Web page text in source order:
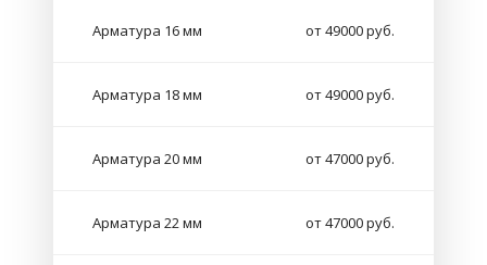
Арматура 16 мм от 49000 руб.
Арматура 18 мм от 49000 руб.
Арматура 20 мм от 47000 руб.
Арматура 22 мм от 47000 руб.